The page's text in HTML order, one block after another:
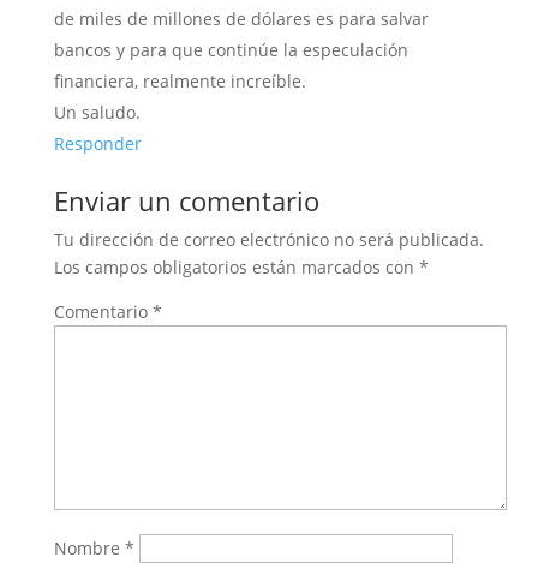
de miles de millones de dólares es para salvar
bancos y para que continúe la especulación
financiera, realmente increíble.
Un saludo.
Responder
Enviar un comentario
Tu dirección de correo electrónico no será publicada.
Los campos obligatorios están marcados con *
Comentario *
Nombre *